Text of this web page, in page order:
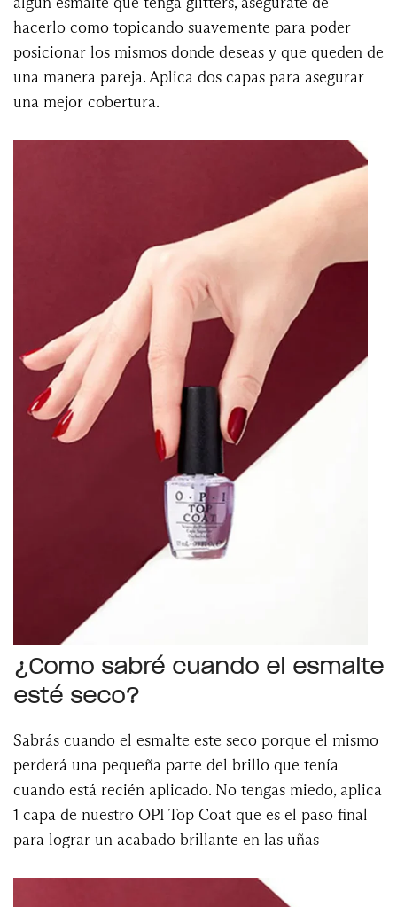
hacerlo como topicando suavemente para poder
posicionar los mismos donde deseas y que queden de
una manera pareja. Aplica dos capas para asegurar
una mejor cobertura.
¿Como sabré cuando el esmalte
esté seco?
Sabrás cuando el esmalte este seco porque el mismo
perderá una pequeña parte del brillo que tenía
cuando está recién aplicado. No tengas miedo, aplica
1 capa de nuestro OPI Top Coat que es el paso final
para lograr un acabado brillante en las uñas